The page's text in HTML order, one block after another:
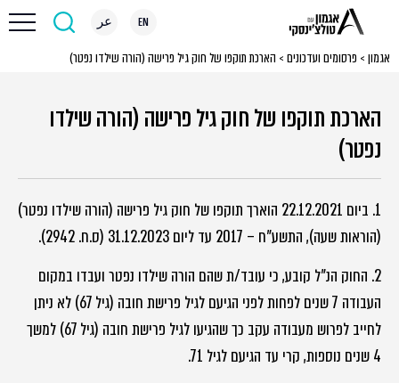
EN عر
אגמון > פרסומים ועדכונים > הארכת תוקפו של חוק גיל פרישה (הורה שילדו נפטר)
הארכת תוקפו של חוק גיל פרישה (הורה שילדו
נפטר)
1. ביום 22.12.2021 הוארך תוקפו של חוק גיל פרישה (הורה שילדו נפטר)
(הוראות שעה), התשע"ח – 2017 עד ליום 31.12.2023 (ס.ח. 2942).
2. החוק הנ"ל קובע, כי עובד/ת שהם הורה שילדו נפטר ועבדו במקום
העבודה 7 שנים לפחות לפני הגיעם לגיל פרישת חובה (גיל 67) לא ניתן
לחייב לפרוש מעבודה עקב כך שהגיעו לגיל פרישת חובה (גיל 67) למשך
4 שנים נוספות, קרי עד הגיעם לגיל 71.